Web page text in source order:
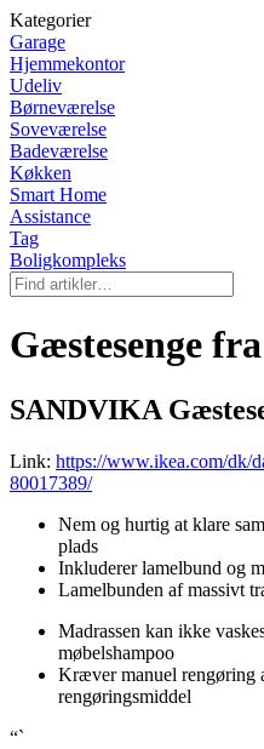
Kategorier
Garage
Hjemmekontor
Udeliv
Børneværelse
Soveværelse
Badeværelse
Køkken
Smart Home
Assistance
Tag
Boligkompleks
Gæstesenge
SANDVIKA
Link: https://www.ikea.com/dk/
80017389/
Nem og hurtig at klare
plads
Inkluderer lamelbund og
Lamelbunden af massivt
Madrassen kan ikke
møbelshampoo
Kræver manuel rengøring
rengøringsmiddel
“`